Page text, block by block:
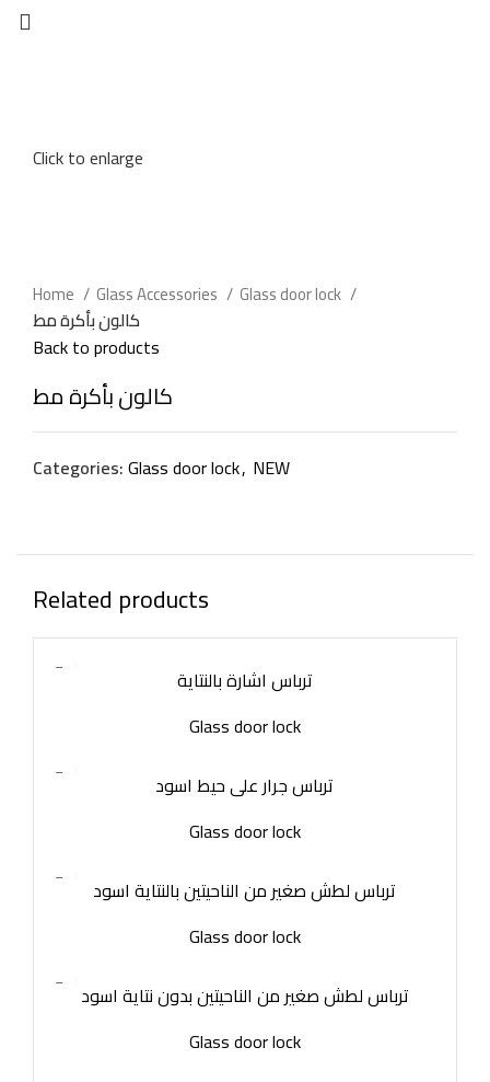
Click to enlarge
Home Glass Accessories
Glass door lock
كالون بأكرة مط
Back to products
كالون بأكرة مط
Categories:Glass door lock, NEW
Related products
ترباس اشارة بالنتاية
Glass door lock
ترباس جرار على حيط اسود
Glass door lock
ترباس لطش صغير من الناحيتين بالنتاية اسود
Glass door lock
ترباس لطش صغير من الناحيتين بدون نتاية اسود
Glass door lock